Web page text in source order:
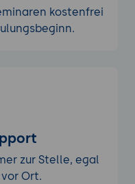
Einführung in
zur
in
in
Benutzern
Projekte und
kostenfrei
zur Stelle, egal
Ort.